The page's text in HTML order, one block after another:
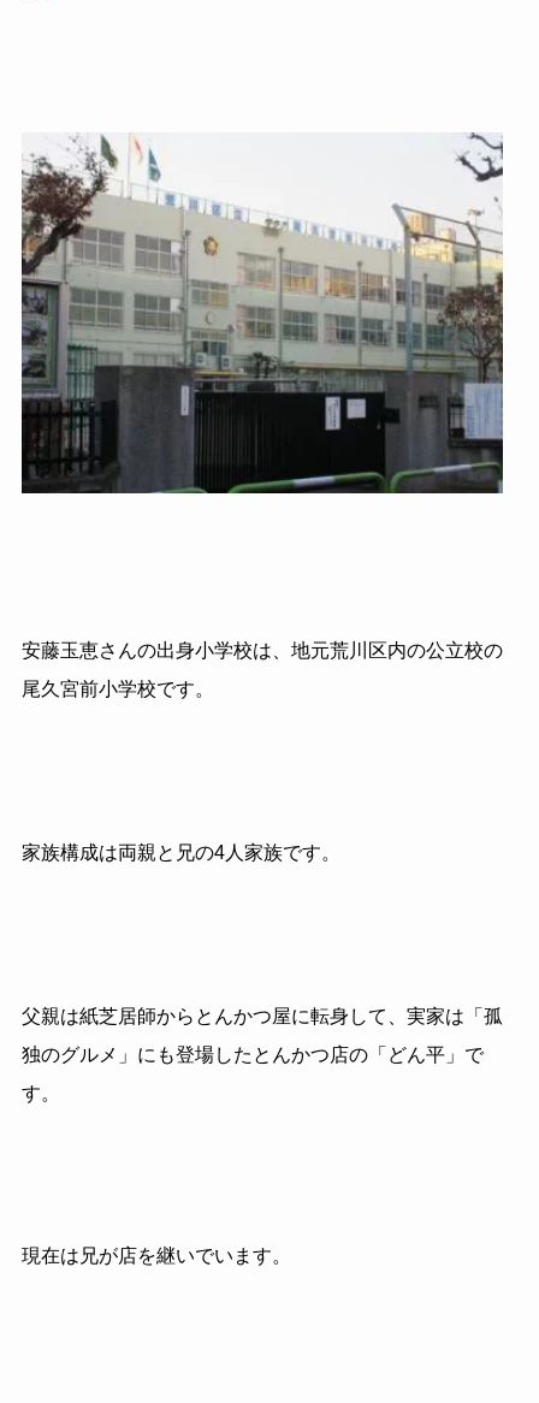
安藤玉恵さんの出身小学校は、地元荒川区内の公立校の
尾久宮前小学校です。
家族構成は両親と兄の4人家族です。
父親は紙芝居師からとんかつ屋に転身して、実家は「孤
独のグルメ」にも登場したとんかつ店の「どん平」で
す。
現在は兄が店を継いでいます。